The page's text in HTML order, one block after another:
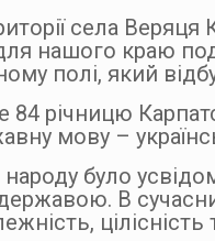
села
нашого краю
полі, який
річницю
мову –
народу було
В
цілісність